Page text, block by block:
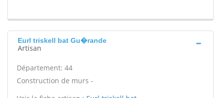
Eurl triskell bat Gu�rande
Artisan
Département: 44
Construction de murs -